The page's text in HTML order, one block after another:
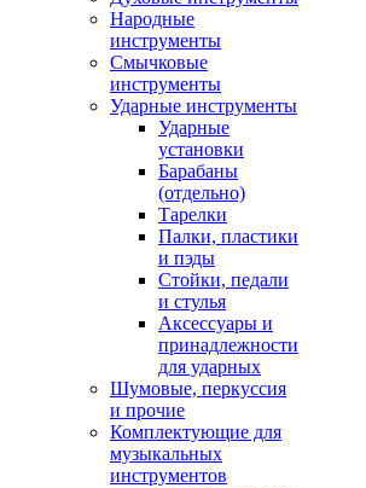
Народные
инструменты
Смычковые
инструменты
Ударные инструменты
Ударные
установки
Барабаны
(отдельно)
Тарелки
Палки, пластики
и пэды
Стойки, педали
и стулья
Аксессуары и
принадлежности
для ударных
Шумовые, перкуссия
и прочие
Комплектующие для
музыкальных
инструментов